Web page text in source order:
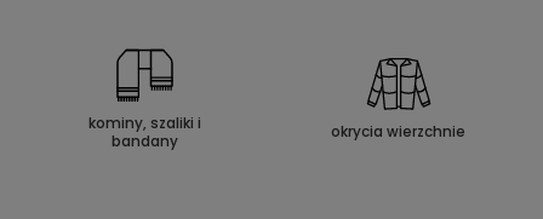
kominy, szaliki i
bandany
okrycia wierzchnie